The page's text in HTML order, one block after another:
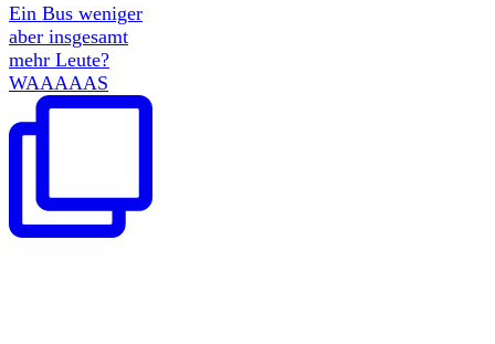
Ein Bus weniger
aber insgesamt
mehr Leute?
WAAAAAS